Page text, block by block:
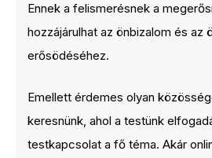
Ennek a felismerésnek a
hozzájárulhat az önbizalom és az
erősödéséhez.
Emellett érdemes olyan
keresnünk, ahol a testünk
testkapcsolat a fő téma. Akár